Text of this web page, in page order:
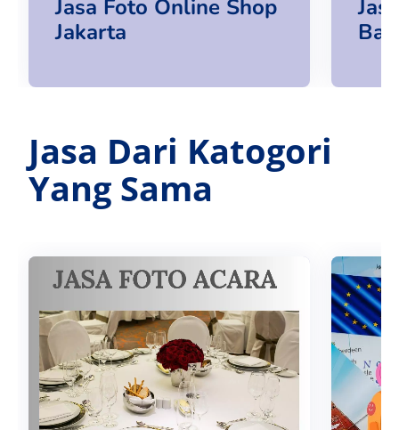
Jasa Foto Online Shop
Jakarta
Jasa Dari Katogori
Yang Sama